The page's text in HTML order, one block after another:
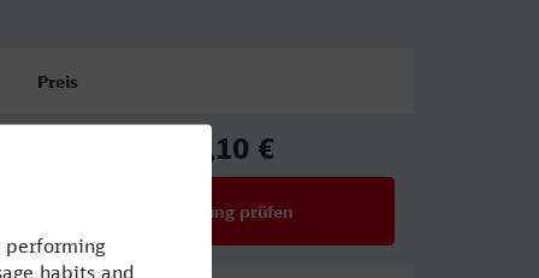
Preis
41,10 €
Verbindung prüfen